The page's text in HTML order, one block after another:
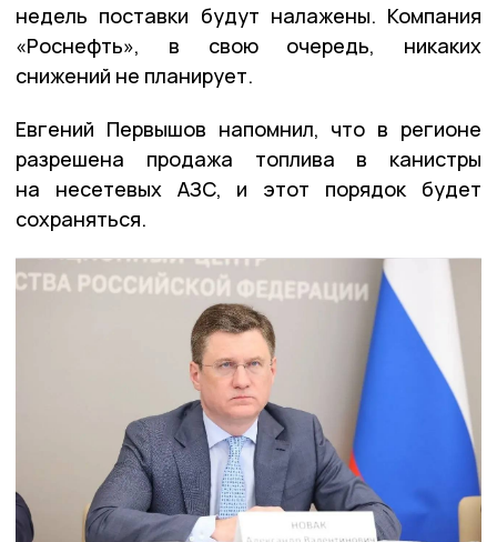
недель поставки будут налажены. Компания
«Роснефть», в свою очередь, никаких
снижений не планирует.
Евгений Первышов напомнил, что в регионе
разрешена продажа топлива в канистры
на несетевых АЗС, и этот порядок будет
сохраняться.